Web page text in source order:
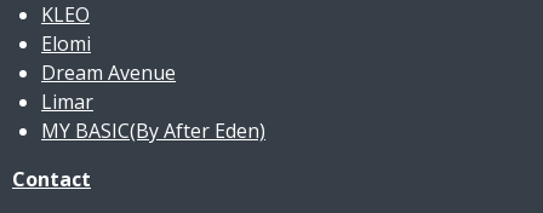
KLEO
Elomi
Dream Avenue
Limar
MY BASIC(By After Eden)
Contact